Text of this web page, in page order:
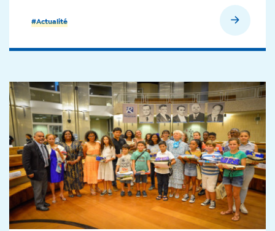
#Actualité